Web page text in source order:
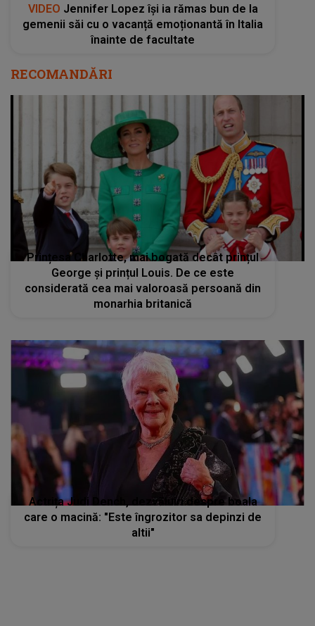
VIDEO Jennifer Lopez își ia rămas bun de la
gemenii săi cu o vacanță emoționantă în Italia
înainte de facultate
RECOMANDĂRI
Prințesa Charlotte, mai bogată decât prințul
George și prințul Louis. De ce este
considerată cea mai valoroasă persoană din
monarhia britanică
Actrița Judi Dench, dezvăluiri despre boala
care o macină: "Este îngrozitor sa depinzi de
altii"